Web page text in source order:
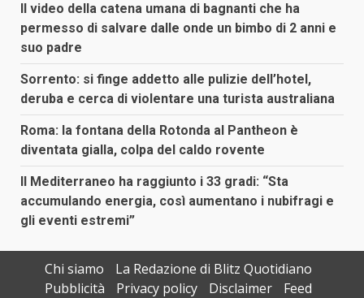
Il video della catena umana di bagnanti che ha
permesso di salvare dalle onde un bimbo di 2 anni e
suo padre
Sorrento: si finge addetto alle pulizie dell’hotel,
deruba e cerca di violentare una turista australiana
Roma: la fontana della Rotonda al Pantheon è
diventata gialla, colpa del caldo rovente
Il Mediterraneo ha raggiunto i 33 gradi: “Sta
accumulando energia, così aumentano i nubifragi e
gli eventi estremi”
Chi siamo
La Redazione di Blitz Quotidiano
Pubblicità
Privacy policy Disclaimer Feed